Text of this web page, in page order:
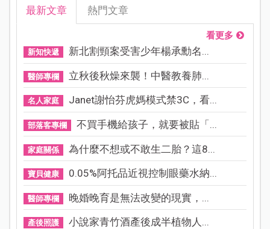
最新文章 熱門文章
看更多
新知快遞 新北割頸案受害少年楊承勳名...
醫師專欄 立秋後秋燥來襲！中醫教養肺...
名人家庭 Janet謝怡芬虎媽模式禁3C，看...
部落客專欄 不買手機給孩子，就要被貼「...
家庭關係 為什麼不想或不敢生二胎？這8...
寶貝健康 0.05%阿托品近視控制眼藥水納...
醫師專欄 晚婚晚育是無法改變的現實，...
產後照護 小說家青竹酒產後成半植物人...